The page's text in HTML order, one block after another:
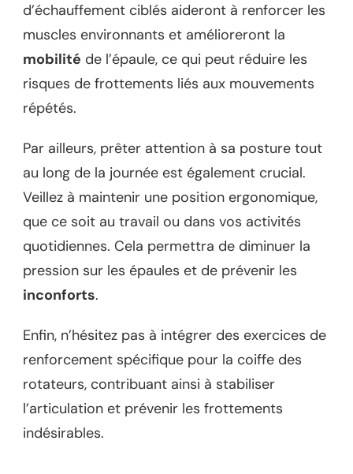
d’échauffement ciblés aideront à renforcer les
muscles environnants et amélioreront la
mobilité de l’épaule, ce qui peut réduire les
risques de frottements liés aux mouvements
répétés.
Par ailleurs, prêter attention à sa posture tout
au long de la journée est également crucial.
Veillez à maintenir une position ergonomique,
que ce soit au travail ou dans vos activités
quotidiennes. Cela permettra de diminuer la
pression sur les épaules et de prévenir les
inconforts.
Enfin, n’hésitez pas à intégrer des exercices de
renforcement spécifique pour la coiffe des
rotateurs, contribuant ainsi à stabiliser
l’articulation et prévenir les frottements
indésirables.